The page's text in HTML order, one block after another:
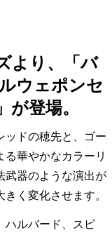
より、「バ
ウェポンセ
が登場。
ッドの穂先と、ゴー
る華やかなカラーリ
武器のような演出が
く変化させます。
ハルバード、スピ